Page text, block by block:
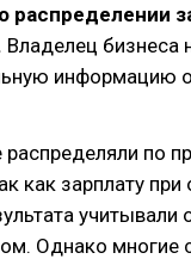
распределении
Владелец бизнеса
информацию
по
как зарплату при
Однако многие